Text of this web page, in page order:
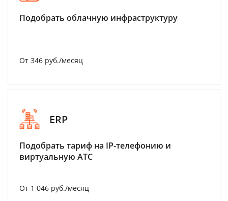
Подобрать облачную инфраструктуру
От 346 руб./месяц
ERP
Подобрать тариф на IP-телефонию и
виртуальную АТС
От 1 046 руб./месяц